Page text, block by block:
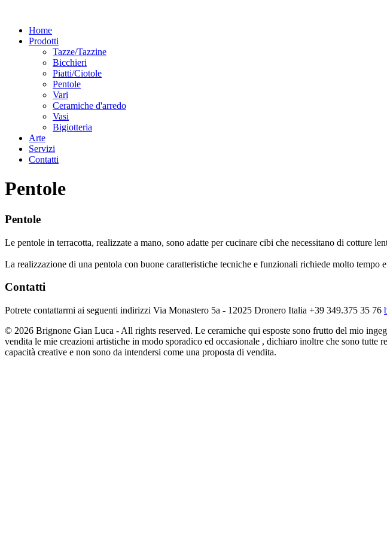
Home
Prodotti
Tazze/Tazzine
Bicchieri
Piatti/Ciotole
Pentole
Vari
Ceramiche d'arredo
Vasi
Bigiotteria
Arte
Servizi
Contatti
Pentole
Pentole
Le pentole in terracotta, realizzate a mano, sono adatte per cucinare cibi che necessitano di cotture
La realizzazione di una pentola con buone caratteristiche tecniche e funzionali richiede molto tempo
Contatti
Potrete contattarmi ai seguenti indirizzi Via Monastero 5a - 12025 Dronero Italia +39 349.375 35 76
© 2026 Brignone Gian Luca - All rights reserved. Le ceramiche qui esposte sono frutto del mio
vendita le mie creazioni artistiche in modo sporadico ed occasionale , dichiaro inoltre che sono
capacità creative e non sono da intendersi come una proposta di vendita.